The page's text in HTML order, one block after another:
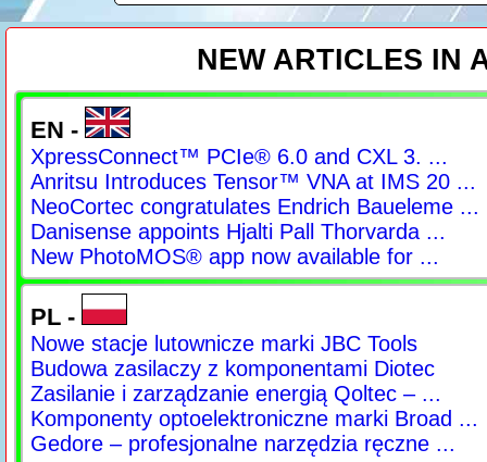
NEW ARTICLES IN
EN -
XpressConnect™ PCIe® 6.0 and CXL 3. ...
Anritsu Introduces Tensor™ VNA at IMS 20 ...
NeoCortec congratulates Endrich Baueleme ...
Danisense appoints Hjalti Pall Thorvarda ...
New PhotoMOS® app now available for ...
PL -
Nowe stacje lutownicze marki JBC Tools
Budowa zasilaczy z komponentami Diotec
Zasilanie i zarządzanie energią Qoltec – ...
Komponenty optoelektroniczne marki Broad ...
Gedore – profesjonalne narzędzia ręczne ...